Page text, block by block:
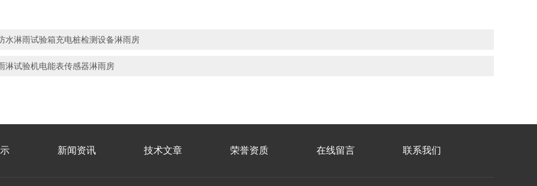
水淋雨试验箱充电桩检测设备淋雨房
淋试验机电能表传感器淋雨房
新闻资讯 技术文章 荣誉资质 在线留言 联系我们